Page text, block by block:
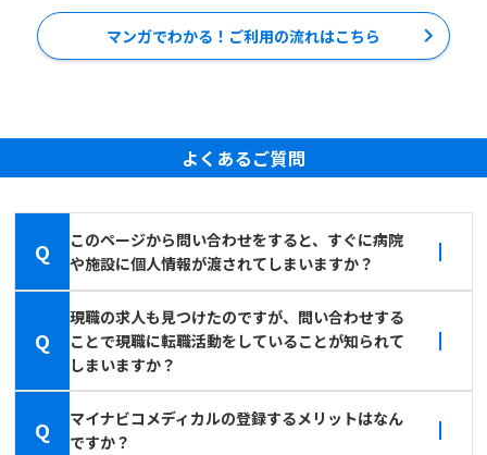
マンガでわかる！ご利用の流れはこちら
よくあるご質問
Q
このページから問い合わせをすると、すぐに病院
や施設に個人情報が渡されてしまいますか？
Q
現職の求人も見つけたのですが、問い合わせする
ことで現職に転職活動をしていることが知られて
しまいますか？
Q
マイナビコメディカルの登録するメリットはなん
ですか？